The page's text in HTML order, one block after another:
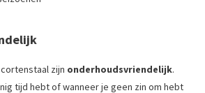
zijn onderhoudsvriendelijk.
tijd hebt of wanneer je geen zin om hebt